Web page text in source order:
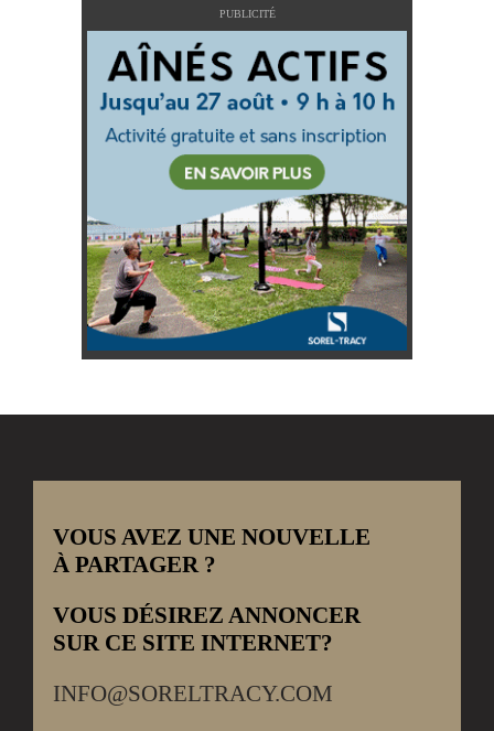
PUBLICITÉ
VOUS AVEZ UNE NOUVELLE
À PARTAGER ?
VOUS DÉSIREZ ANNONCER
SUR CE SITE INTERNET?
INFO@SORELTRACY.COM